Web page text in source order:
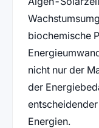
biochemische
nicht nur der
der
Energien.